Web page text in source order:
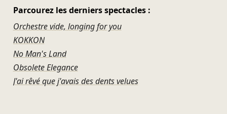
Parcourez les derniers spectacles :
Orchestre vide, longing for you
KOKKON
No Man's Land
Obsolete Elegance
J'ai rêvé que j'avais des dents velues